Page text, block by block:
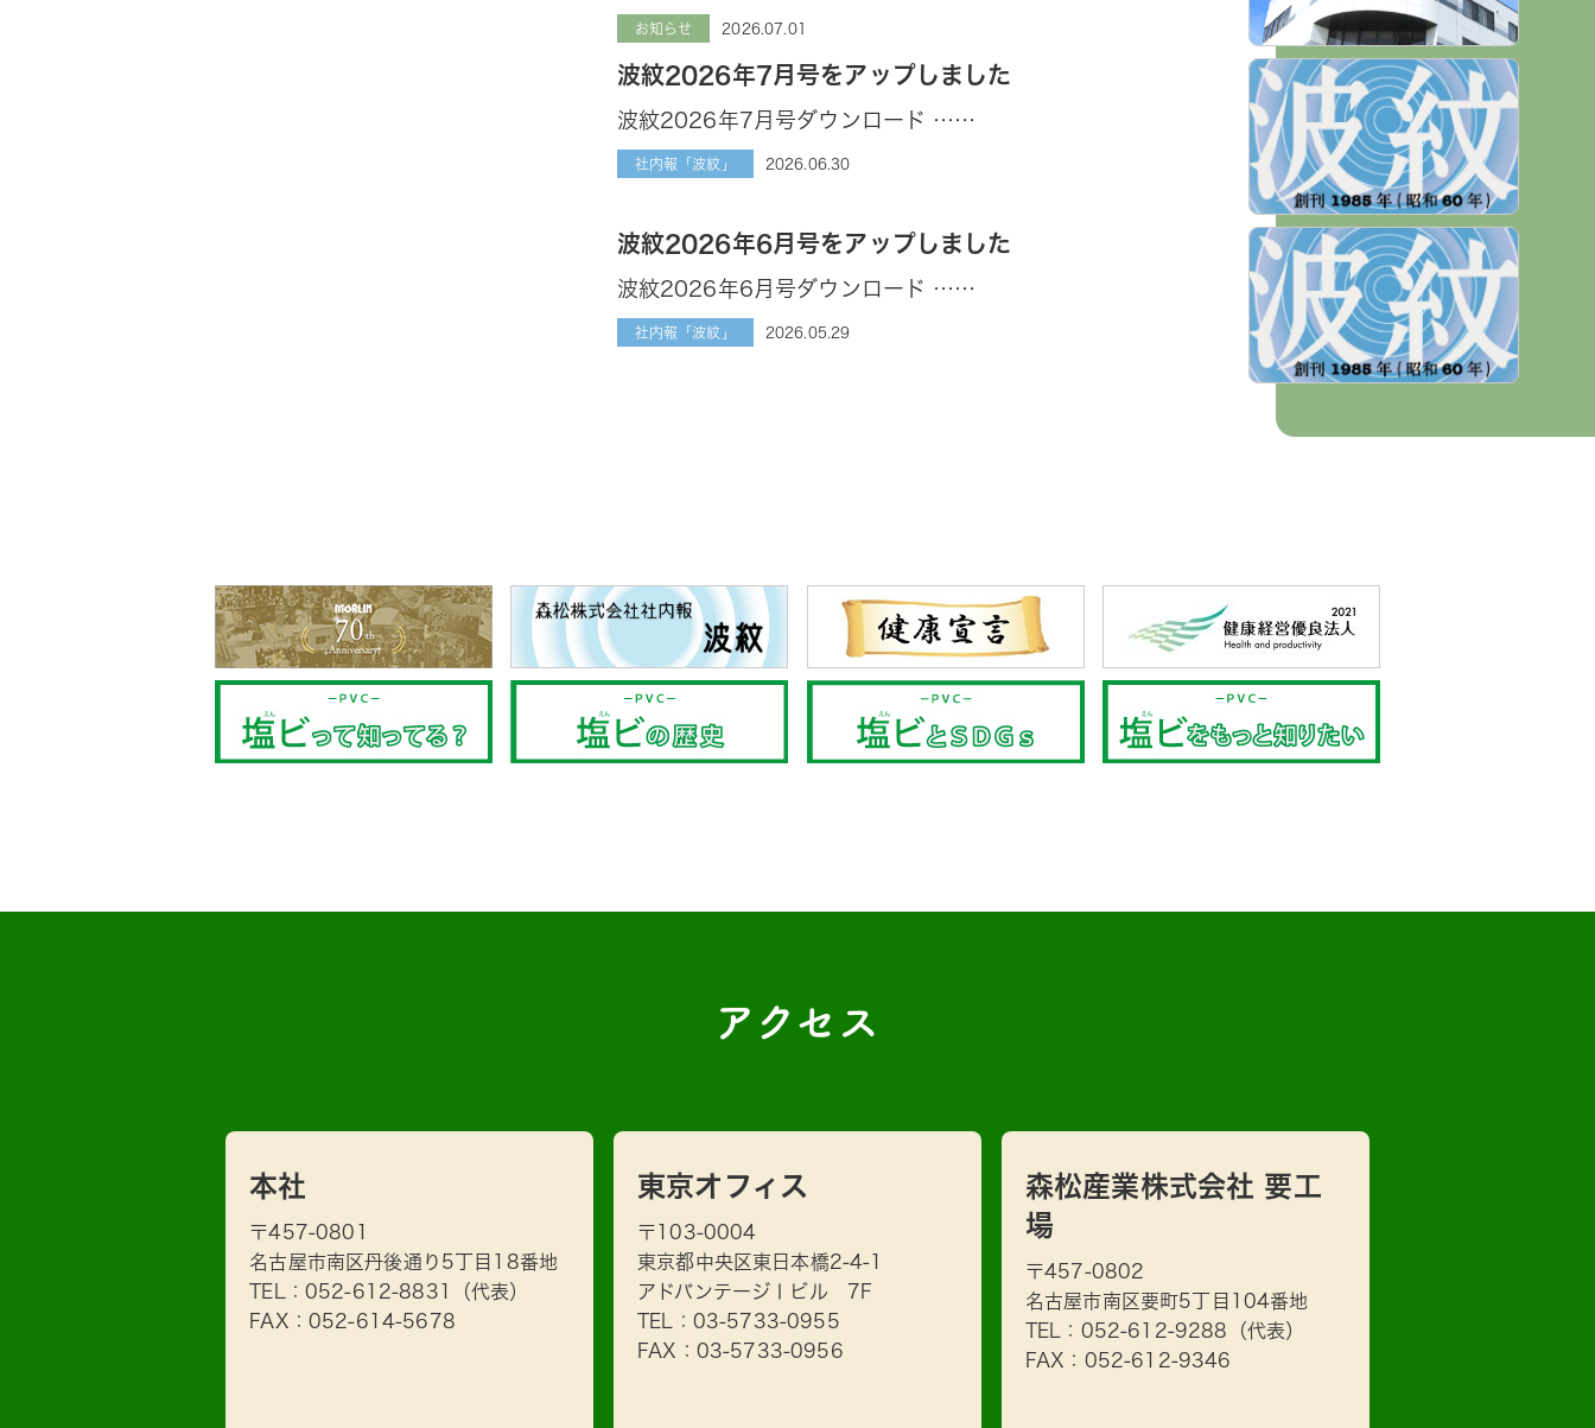
お知らせ 2026.07.01
波紋2026年7月号をアップしました
波紋2026年7月号ダウンロード ……
社内報「波紋」 2026.06.30
波紋2026年6月号をアップしました
波紋2026年6月号ダウンロード ……
社内報「波紋」 2026.05.29
アクセス
本社
〒457-0801
名古屋市南区丹後通り5丁目18番地
TEL： 052-612-8831
（代表）
FAX：052-614-5678
東京オフィス
〒103-0004
東京都中央区東日本橋2-4-1
アドバンテージⅠビル 7F
TEL： 03-5733-0955
FAX：03-5733-0956
森松産業株式会社 要工
場
〒457-0802
名古屋市南区要町5丁目104番地
TEL： 052-612-9288 （代表）
FAX：052-612-9346